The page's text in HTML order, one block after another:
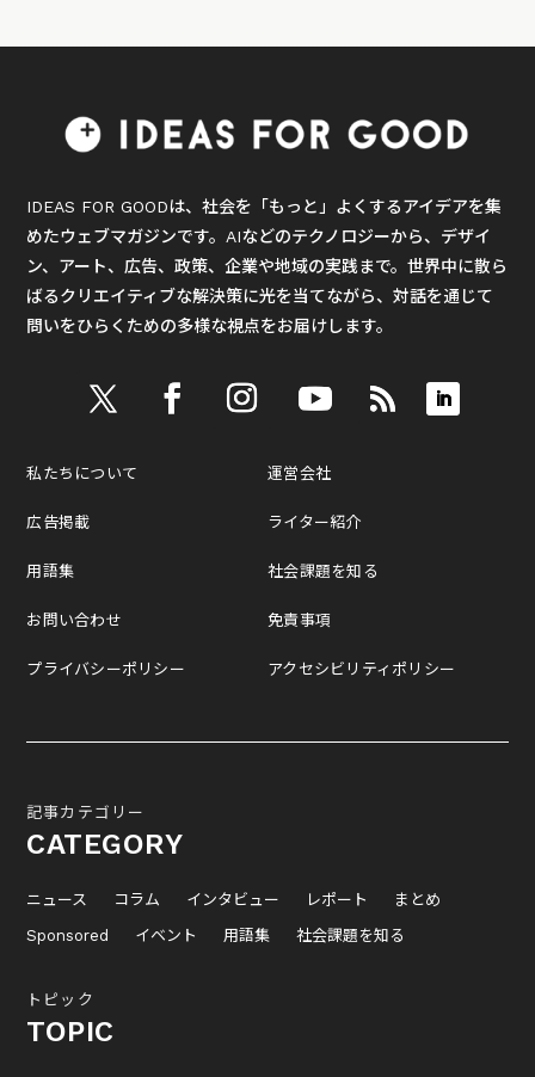
IDEAS FOR GOODは、社会を「もっと」よくするアイデアを集
めたウェブマガジンです。AIなどのテクノロジーから、デザイ
ン、アート、広告、政策、企業や地域の実践まで。世界中に散ら
ばるクリエイティブな解決策に光を当てながら、対話を通じて
問いをひらくための多様な視点をお届けします。
私たちについて
広告掲載
用語集
お問い合わせ
プライバシーポリシー
運営会社
ライター紹介
社会課題を知る
免責事項
アクセシビリティポリシー
記事カテゴリー
CATEGORY
ニュース コラム インタビュー レポート
まとめ
Sponsored
イベント 用語集 社会課題を知る
トピック
TOPIC